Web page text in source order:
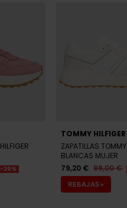
-20%
BLANCAS MUJER
79,20 € 99,00 €
REBAJAS+